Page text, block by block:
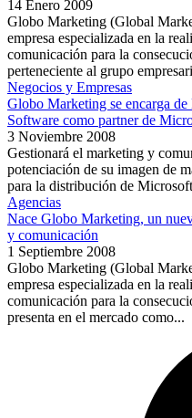
14 Enero 2009
Globo Marketing (Global
empresa especializada en la
comunicación para la
perteneciente al grupo
Negocios y Empresas
Globo Marketing se encarga
Software como partner de
3 Noviembre 2008
Gestionará el marketing y
potenciación de su imagen de
para la distribución de
Agencias
Nace Globo Marketing, un
y comunicación
1 Septiembre 2008
Globo Marketing (Global
empresa especializada en la
comunicación para la
presenta en el mercado como...